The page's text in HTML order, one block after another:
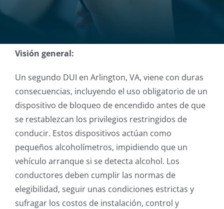
Visión general:
Un segundo DUI en Arlington, VA, viene con duras
consecuencias, incluyendo el uso obligatorio de un
dispositivo de bloqueo de encendido antes de que
se restablezcan los privilegios restringidos de
conducir. Estos dispositivos actúan como
pequeños alcoholímetros, impidiendo que un
vehículo arranque si se detecta alcohol. Los
conductores deben cumplir las normas de
elegibilidad, seguir unas condiciones estrictas y
sufragar los costos de instalación, control y